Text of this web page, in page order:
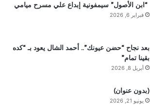
“ابن الأصول” سيمفونية إبداع علي مسرح ميامي
فبراير 6, 2026
بعد نجاح “حضن عيونك”.. أحمد الشال يعود بـ “كده
بقينا تمام”
أبريل 8, 2026
(بدون عنوان)
يونيو 21, 2026